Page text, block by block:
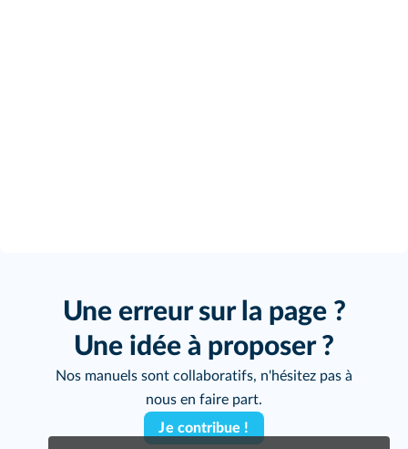
Une erreur sur la page ?
Une idée à proposer ?
Nos manuels sont collaboratifs, n'hésitez pas à
nous en faire part.
Je contribue !